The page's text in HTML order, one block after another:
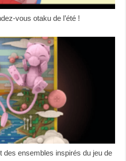
vous otaku de l’été !
des ensembles inspirés du jeu de